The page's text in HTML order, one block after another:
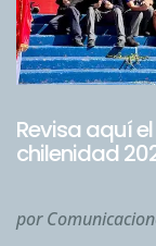
Revisa aquí
chilenidad
por